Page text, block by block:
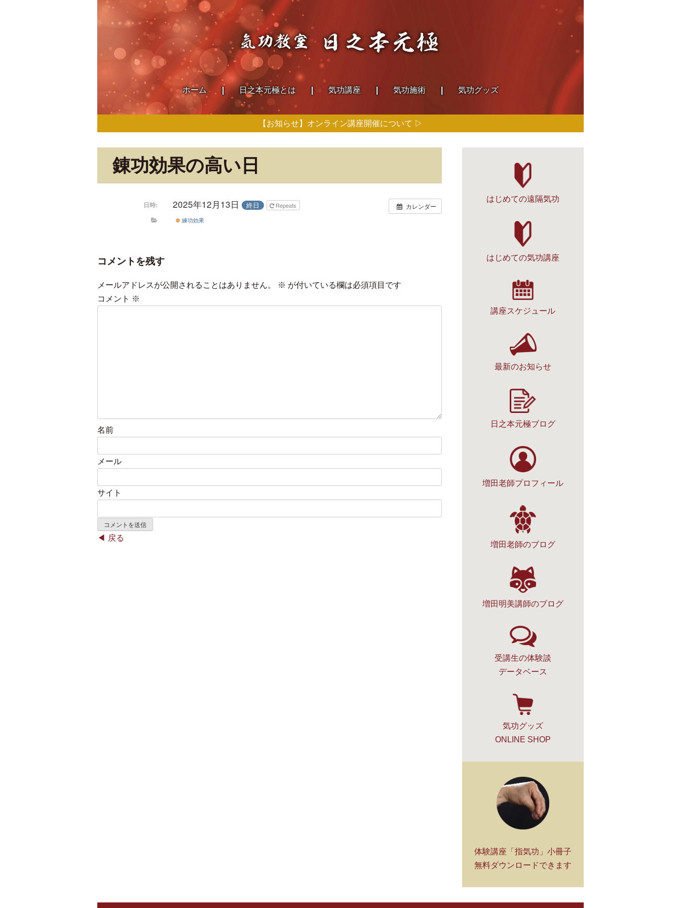
ホーム 日之本元極とは 気功講座 気功施術 気功グッズ
【お知らせ】オンライン講座開催について ▷
錬功効果の高い日
カレンダー
日時: 2025年12月13日 終日
Repeats
練功効果
コメントを残す
メールアドレスが公開されることはありません。 ※ が付いている欄は必須項目です
コメント ※
名前
メール
サイト
戻る
はじめての遠隔気功
はじめての気功講座
講座スケジュール
最新のお知らせ
日之本元極ブログ
増田老師プロフィール
増田老師のブログ
増田明美講師のブログ
受講生の体験談
データベース
気功グッズ
ONLINE SHOP
体験講座「指気功」小冊子
無料ダウンロードできます